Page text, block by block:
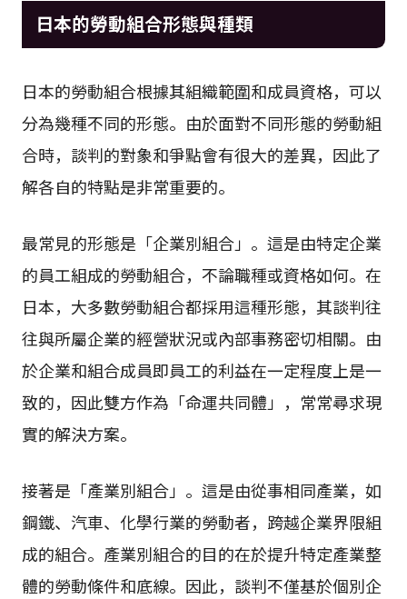
日本的勞動組合形態與種類
日本的勞動組合根據其組織範圍和成員資格，可以
分為幾種不同的形態。由於面對不同形態的勞動組
合時，談判的對象和爭點會有很大的差異，因此了
解各自的特點是非常重要的。
最常見的形態是「企業別組合」。這是由特定企業
的員工組成的勞動組合，不論職種或資格如何。在
日本，大多數勞動組合都採用這種形態，其談判往
往與所屬企業的經營狀況或內部事務密切相關。由
於企業和組合成員即員工的利益在一定程度上是一
致的，因此雙方作為「命運共同體」，常常尋求現
實的解決方案。
接著是「產業別組合」。這是由從事相同產業，如
鋼鐵、汽車、化學行業的勞動者，跨越企業界限組
成的組合。產業別組合的目的在於提升特定產業整
體的勞動條件和底線。因此，談判不僅基於個別企